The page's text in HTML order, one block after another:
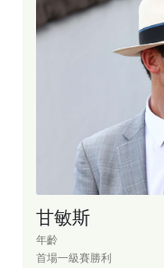
甘敏斯
年齡
首場一級賽勝利